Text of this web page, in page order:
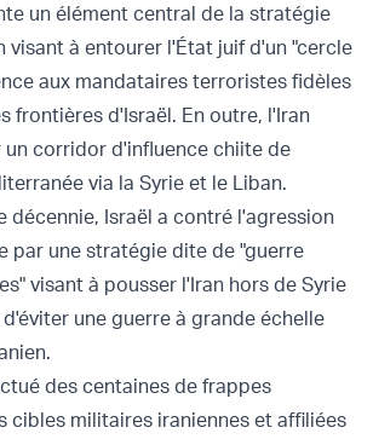
un élément central de la stratégie
visant à entourer l'État juif d'un "cercle
aux mandataires terroristes fidèles
frontières d'Israël. En outre, l'Iran
corridor d'influence chiite de
via la Syrie et le Liban.
décennie, Israël a contré l'agression
par une stratégie dite de "guerre
visant à pousser l'Iran hors de Syrie
une guerre à grande échelle
des centaines de frappes
cibles militaires iraniennes et affiliées